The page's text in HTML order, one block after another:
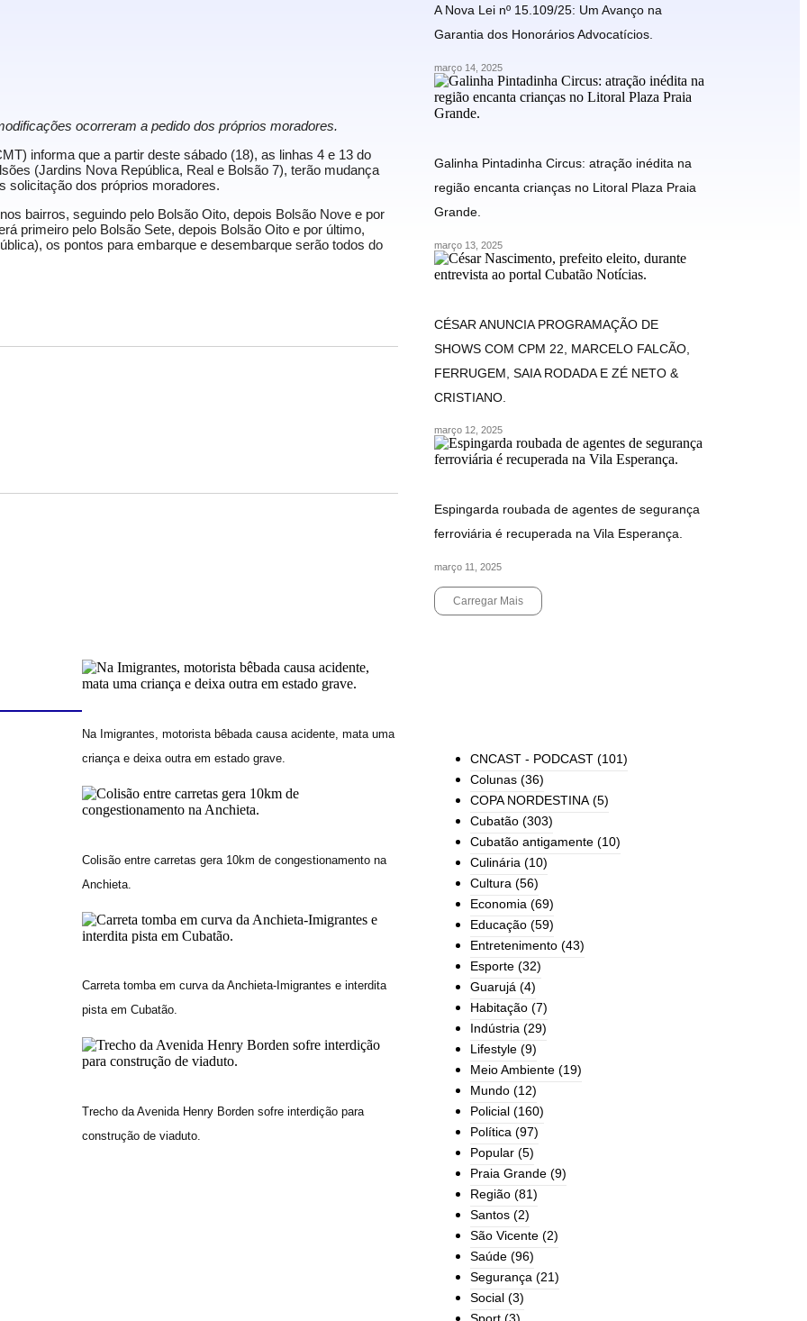
ocorreram a pedido dos próprios moradores.
informa que a partir deste sábado (18), as linhas 4 e 13 do
(Jardins Nova República, Real e Bolsão 7), terão mudança
solicitação dos próprios moradores.
bairros, seguindo pelo Bolsão Oito, depois Bolsão Nove e por
primeiro pelo Bolsão Sete, depois Bolsão Oito e por último,
os pontos para embarque e desembarque serão todos do
Na Imigrantes, motorista bêbada causa acidente, mata uma
criança e deixa outra em estado grave.
Colisão entre carretas gera 10km de congestionamento na
Anchieta.
Carreta tomba em curva da Anchieta-Imigrantes e interdita
pista em Cubatão.
Trecho da Avenida Henry Borden sofre interdição para
construção de viaduto.
A Nova Lei nº 15.109/25: Um Avanço na
Garantia dos Honorários Advocatícios.
março 14, 2025
Galinha Pintadinha Circus: atração inédita na
região encanta crianças no Litoral Plaza Praia
Grande.
março 13, 2025
CÉSAR ANUNCIA PROGRAMAÇÃO DE
SHOWS COM CPM 22, MARCELO FALCÃO,
FERRUGEM, SAIA RODADA E ZÉ NETO &
CRISTIANO.
março 12, 2025
Espingarda roubada de agentes de segurança
ferroviária é recuperada na Vila Esperança.
março 11, 2025
Carregar Mais
CNCAST - PODCAST (101)
Colunas (36)
COPA NORDESTINA(5)
Cubatão (303)
Cubatão antigamente (10)
Culinária (10)
Cultura (56)
Economia (69)
Educação (59)
Entretenimento (43)
Esporte (32)
Guarujá (4)
Habitação (7)
Indústria (29)
Lifestyle (9)
Meio Ambiente (19)
Mundo (12)
Policial (160)
Política (97)
Popular (5)
Praia Grande (9)
Região (81)
Santos (2)
São Vicente (2)
Saúde (96)
Segurança (21)
Social (3)